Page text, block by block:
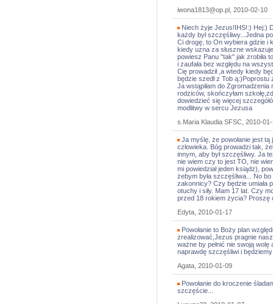
iwona1813@op.pl, 2010-02-10
Niech żyje Jezus!IHS!:) Hej:)
każdy był szczęśliwy...Jedna
Ci drogę, to On wybiera gdzie i
kiedy uzna za słuszne
powiesz Panu "tak" jak zrobiła
i zaufała bez względu na
Cię prowadził ,a wtedy kiedy
będzie szedł z Tob
Ja wstąpiłam do
rodziców, skończyłam
dowiedzieć się więcej
modlitwy w sercu Jezusa
s.Maria Klaudia SFSC, 2010-
Ja myślę, że powołanie jest
człowieka. Bóg prowadzi tak,
innym, aby był szczęśliwy. Ja
nie wiem czy to jest TO, nie
mi powiedział jeden ksiądz),
żebym była szczęśliwa... No
zakonnicy? Czy będzie umiała
otuchy i siły. Mam 17 lat. Czy
przed 18 rokiem życia? Proszę
Edyta, 2010-01-17
Powołanie to Boży plan
zrealizować,Jezus pragnie
ważne by pełnić nie swoją
naprawdę szczęśliwi i
Agata, 2010-01-09
Powołanie do kroczenie
szczęście...